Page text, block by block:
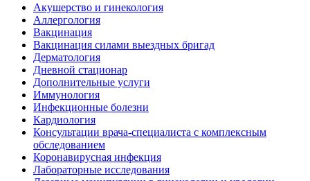
Акушерство и гинекология
Аллергология
Вакцинация
Вакцинация силами выездных бригад
Дерматология
Дневной стационар
Дополнительные услуги
Иммунология
Инфекционные болезни
Кардиология
Консультации врача-специалиста с комплексным
обследованием
Коронавирусная инфекция
Лабораторные исследования